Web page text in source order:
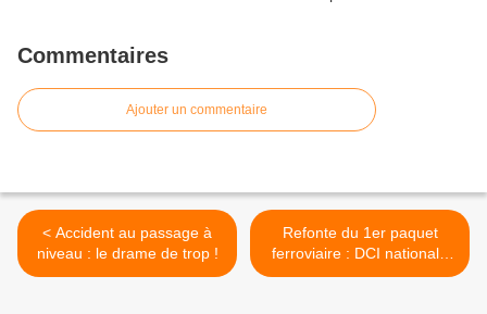
Commentaires
Ajouter un commentaire
< Accident au passage à
niveau : le drame de trop !
Refonte du 1er paquet
ferroviaire : DCI nationale
unitaire du 18 octobre >